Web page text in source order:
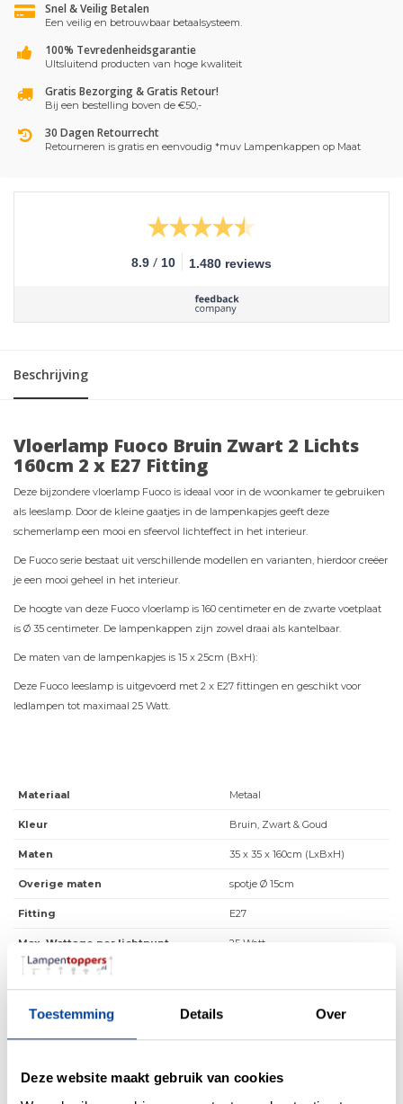
Toestemming Details Over
Deze website maakt gebruik van cookies
Snel & Veilig Betalen
Een veilig en betrouwbaar betaalsysteem.
100% Tevredenheidsgarantie
UItsluitend producten van hoge kwaliteit
Gratis Bezorging & Gratis Retour!
Bij een bestelling boven de €50,-
30 Dagen Retourrecht
Retourneren is gratis en eenvoudig *muv Lampenkappen op Maat
8.9 / 10 1.480 reviews
Beschrijving
Vloerlamp Fuoco Bruin Zwart 2 Lichts
160cm 2 x E27 Fitting
Deze bijzondere vloerlamp Fuoco is ideaal voor in de woonkamer te gebruiken
als leeslamp. Door de kleine gaatjes in de lampenkapjes geeft deze
schemerlamp een mooi en sfeervol lichteffect in het interieur.
De Fuoco serie bestaat uit verschillende modellen en varianten, hierdoor creëer
je een mooi geheel in het interieur.
De hoogte van deze Fuoco vloerlamp is 160 centimeter en de zwarte voetplaat
is Ø 35 centimeter. De lampenkappen zijn zowel draai als kantelbaar.
De maten van de lampenkapjes is 15 x 25cm (BxH):
Deze Fuoco leeslamp is uitgevoerd met 2 x E27 fittingen en geschikt voor
ledlampen tot maximaal 25 Watt.
Materiaal Metaal
Kleur Bruin, Zwart & Goud
Maten 35 x 35 x 160cm (LxBxH)
Overige maten spotje Ø 15cm
Fitting E27
Max. Wattage per lichtpunt 25 Watt
Incl. lichtbron